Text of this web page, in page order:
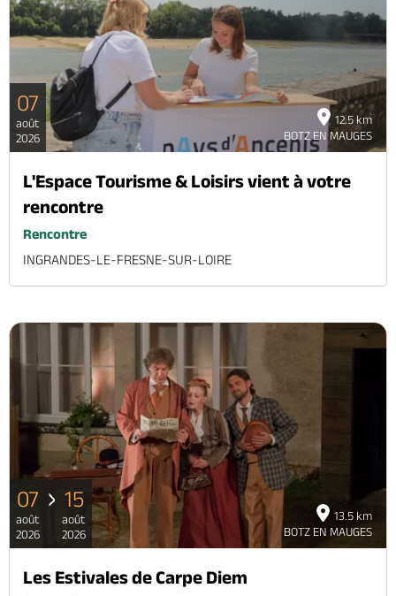
Brochures & Cartes Offices de tourisme Comment venir ?
12.5 km
BOTZ EN MAUGES
07
août
2026
L'Espace Tourisme & Loisirs vient à votre
rencontre
Rencontre
INGRANDES-LE-FRESNE-SUR-LOIRE
13.5 km
BOTZ EN MAUGES
07
août
2026
15
août
2026
Les Estivales de Carpe Diem